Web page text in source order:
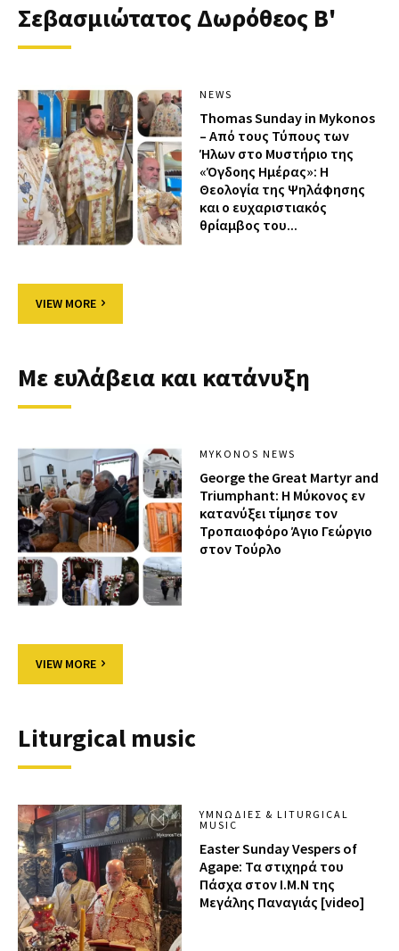
Σεβασμιώτατος Δωρόθεος Β'
NEWS
Thomas Sunday in Mykonos
– Από τους Τύπους των
Ήλων στο Μυστήριο της
«Όγδοης Ημέρας»: Η
Θεολογία της Ψηλάφησης
και ο ευχαριστιακός
θρίαμβος του...
VIEW MORE
Με ευλάβεια και κατάνυξη
MYKONOS NEWS
George the Great Martyr and
Triumphant: Η Μύκονος εν
κατανύξει τίμησε τον
Τροπαιοφόρο Άγιο Γεώργιο
στον Τούρλο
VIEW MORE
Liturgical music
ΥΜΝΩΔΊΕΣ & LITURGICAL
MUSIC
Easter Sunday Vespers of
Agape: Τα στιχηρά του
Πάσχα στον Ι.Μ.Ν της
Μεγάλης Παναγιάς [video]